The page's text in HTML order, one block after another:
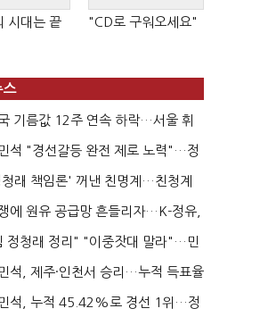
시대는 끝
"CD로 구워오세요"
스
기름값 12주 연속 하락…서울 휘
값 1909원...
석 "경선갈등 완전 제로 노력"…정
"반명 공세 사...
래 책임론' 꺼낸 친명계…친청계
가투표 때리기...
에 원유 공급망 흔들리자…K-정유,
지안보 핵심...
정청래 정리" "이중잣대 말라"…민
최고위원 계파 다...
석, 제주·인천서 승리…누적 득표율
탈환'(종합)...
석, 누적 45.42%로 경선 1위…정